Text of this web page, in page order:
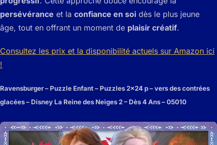
persévérance et la confiance en soi dès le plus jeune
âge, tout en offrant un moment de plaisir créatif.
Consultez les prix et la disponibilité actuels sur Amazon ici
!
Ravensburger – Puzzle Enfant – Puzzles 2×24 p – vers des contrées
glacées – Disney La Reine des Neiges 2 – Dès 4 Ans – 05010